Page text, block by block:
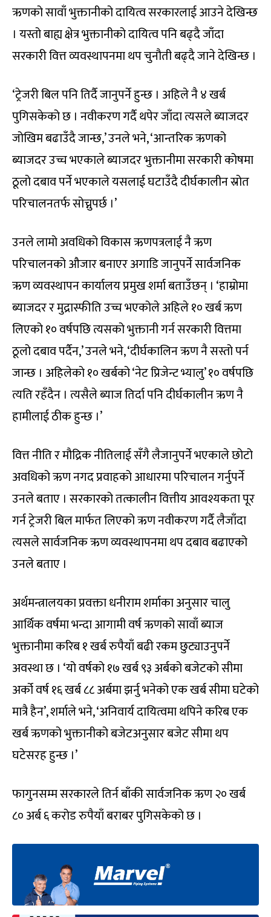
ऋणको सावाँ भुक्तानीको दायित्व सरकारलाई आउने देखिन्छ
। यस्तो बाह्य क्षेत्र भुक्तानीको दायित्व पनि बढ्दै जाँदा
सरकारी वित्त व्यवस्थापनमा थप चुनौती बढ्दै जाने देखिन्छ ।
‘ट्रेजरी बिल पनि तिर्दै जानुपर्ने हुन्छ । अहिले नै ४ खर्ब
पुगिसकेको छ । नवीकरण गर्दै थपेर जाँदा त्यसले ब्याजदर
जोखिम बढाउँदै जान्छ,’ उनले भने, ‘आन्तरिक ऋणको
ब्याजदर उच्च भएकाले ब्याजदर भुक्तानीमा सरकारी कोषमा
ठूलो दबाव पर्ने भएकाले यसलाई घटाउँदै दीर्घकालीन स्रोत
परिचालनतर्फ सोच्नुपर्छ ।’
उनले लामो अवधिको विकास ऋणपत्रलाई नै ऋण
परिचालनको औजार बनाएर अगाडि जानुपर्ने सार्वजनिक
ऋण व्यवस्थापन कार्यालय प्रमुख शर्मा बताउँछन् । ‘हाम्रोमा
ब्याजदर र मुद्रास्फीति उच्च भएकोले अहिले १० खर्ब ऋण
लिएको १० वर्षपछि त्यसको भुक्तानी गर्न सरकारी वित्तमा
ठूलो दबाव पर्दैन,’ उनले भने, ‘दीर्घकालिन ऋण नै सस्तो पर्न
जान्छ । अहिलेको १० खर्बको ‘नेट प्रिजेन्ट भ्यालु’ १० वर्षपछि
त्यति रहँदैन । त्यसैले ब्याज तिर्दा पनि दीर्घकालीन ऋण नै
हामीलाई ठीक हुन्छ ।’
वित्त नीति र मौद्रिक नीतिलाई सँगै लैजानुपर्ने भएकाले छोटो
अवधिको ऋण नगद प्रवाहको आधारमा परिचालन गर्नुपर्ने
उनले बताए । सरकारको तत्कालीन वित्तीय आवश्यकता पूर
गर्न ट्रेजरी बिल मार्फत लिएको ऋण नवीकरण गर्दै लैजाँदा
त्यसले सार्वजनिक ऋण व्यवस्थापनमा थप दबाव बढाएको
उनले बताए ।
अर्थमन्त्रालयका प्रवक्ता धनीराम शर्माका अनुसार चालु
आर्थिक वर्षमा भन्दा आगामी वर्ष ऋणको सावाँ ब्याज
भुक्तानीमा करिब १ खर्ब रुपैयाँ बढी रकम छुट्याउनुपर्ने
अवस्था छ । ‘यो वर्षको १७ खर्ब ९३ अर्बको बजेटको सीमा
अर्को वर्ष १६ खर्ब ८८ अर्बमा झर्नु भनेको एक खर्ब सीमा घटेको
मात्रै हैन’, शर्माले भने, ‘अनिवार्य दायित्वमा थपिने करिब एक
खर्ब ऋणको भुक्तानीको बजेटअनुसार बजेट सीमा थप
घटेसरह हुन्छ ।’
फागुनसम्म सरकारले तिर्न बाँकी सार्वजनिक ऋण २० खर्ब
८० अर्ब ६ करोड रुपैयाँ बराबर पुगिसकेको छ ।